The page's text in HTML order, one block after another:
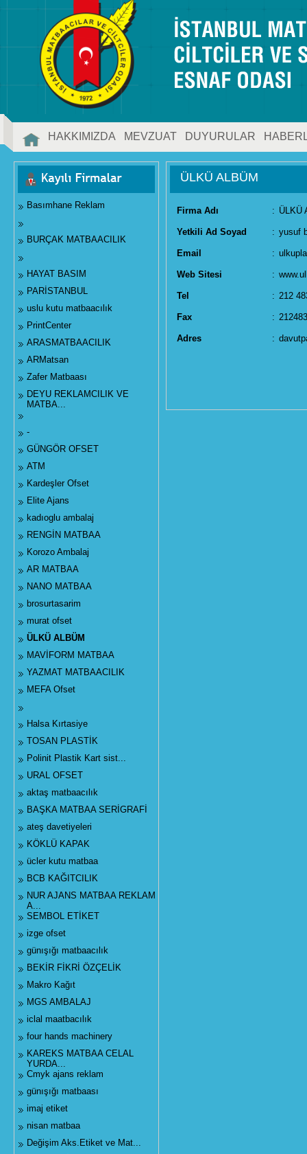
HAKKIMIZDA MEVZUAT DUYURULAR
İLETİŞİM
Basımhane Reklam
BURÇAK MATBAACILIK
HAYAT BASIM
PARİSTANBUL
uslu kutu matbaacılık
PrintCenter
ARASMATBAACILIK
ARMatsan
Zafer Matbaası
DEYU REKLAMCILIK VE
MATBA...
-
GÜNGÖR OFSET
ATM
Kardeşler Ofset
Elite Ajans
kadıoglu ambalaj
RENGİN MATBAA
Korozo Ambalaj
AR MATBAA
NANO MATBAA
brosurtasarim
murat ofset
ÜLKÜ ALBÜM
MAVİFORM MATBAA
YAZMAT MATBAACILIK
MEFA Ofset
Halsa Kırtasiye
TOSAN PLASTİK
Polinit Plastik Kart sist...
URAL OFSET
aktaş matbaacılık
BAŞKA MATBAA SERİGRAFİ
ateş davetiyeleri
KÖKLÜ KAPAK
ücler kutu matbaa
BCB KAĞITCILIK
NUR AJANS MATBAA REKLAM
A...
SEMBOL ETİKET
izge ofset
günışığı matbaacılık
BEKİR FİKRİ ÖZÇELİK
Makro Kağıt
MGS AMBALAJ
iclal maatbacılık
four hands machinery
KAREKS MATBAA CELAL
YURDA...
Cmyk ajans reklam
günışığı matbaası
imaj etiket
nisan matbaa
Değişim Aks.Etiket ve Mat...
ÜLKÜ ALBÜM
Firma Adı : ÜLKÜ
Yetkili Ad Soyad : yusuf
Email :
Web Sitesi :
Tel : 212
Fax :
Adres :